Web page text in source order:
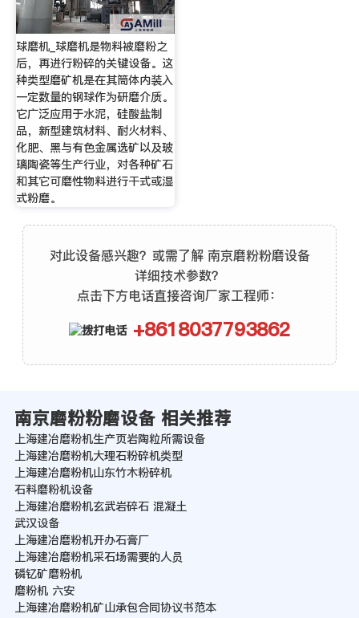
球磨机_球磨机是物料被磨粉之
后，再进行粉碎的关键设备。这
种类型磨矿机是在其筒体内装入
一定数量的钢球作为研磨介质。
它广泛应用于水泥，硅酸盐制
品，新型建筑材料、耐火材料、
化肥、黑与有色金属选矿以及玻
璃陶瓷等生产行业，对各种矿石
和其它可磨性物料进行干式或湿
式粉磨。
对此设备感兴趣？或需了解 南京磨粉粉磨设备
详细技术参数？
点击下方电话直接咨询厂家工程师：
+8618037793862
南京磨粉粉磨设备 相关推荐
上海建冶磨粉机生产页岩陶粒所需设备
上海建冶磨粉机大理石粉碎机类型
上海建冶磨粉机山东竹木粉碎机
石料磨粉机设备
上海建冶磨粉机玄武岩碎石 混凝土
武汉设备
上海建冶磨粉机开办石膏厂
上海建冶磨粉机采石场需要的人员
磷钇矿磨粉机
磨粉机 六安
上海建冶磨粉机矿山承包合同协议书范本